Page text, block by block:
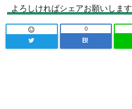
よろしければシェアお願いします

B!
0